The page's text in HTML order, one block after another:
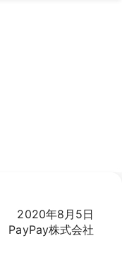
2020年8月5日
PayPay株式会社